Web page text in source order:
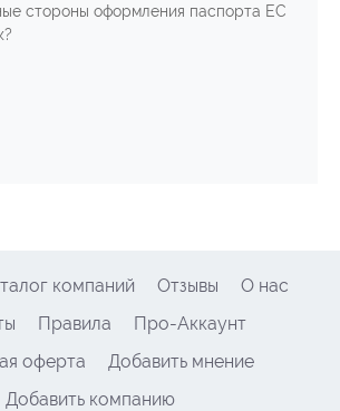
стороны оформления паспорта ЕС
компаний Отзывы
О нас
Правила
Про-Аккаунт
оферта
Добавить мнение
Добавить компанию